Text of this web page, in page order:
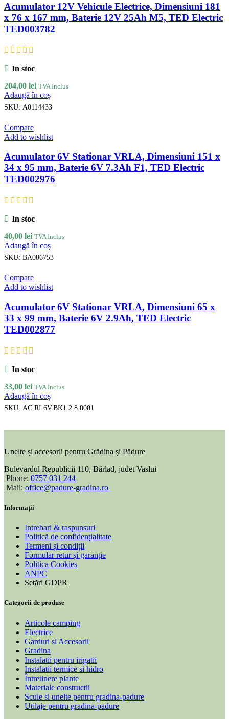
Acumulator 12V Vehicule Electrice, Dimensiuni 181
x 76 x 167 mm, Baterie 12V 25Ah M5, TED Electric
TED003782
In stoc
204,00 lei TVA Inclus
Adaugă în coș
SKU: A0114433
Compare
Add to wishlist
Acumulator 6V Stationar VRLA, Dimensiuni 151 x
34 x 95 mm, Baterie 6V 7.3Ah F1, TED Electric
TED002976
In stoc
40,00 lei TVA Inclus
Adaugă în coș
SKU: BA086753
Compare
Add to wishlist
Acumulator 6V Stationar VRLA, Dimensiuni 65 x
33 x 99 mm, Baterie 6V 2.9Ah, TED Electric
TED002877
In stoc
33,00 lei TVA Inclus
Adaugă în coș
SKU: AC.RI.6V.BK1.2.8.0001
Unelte și accesorii pentru Grădina și Pădure
Bulevardul Republicii 110, Bârlad, judet Vaslui
Phone: 0757 031 244
Mail: office@padure-gradina.ro
Informații
Intrebari & raspunsuri
Politică de confidențialitate
Termeni și condiții
Formular retur și garanție
Politica Cookies
ANPC
Setări GDPR
Categorii de produse
Articole camping
Electrice
Garduri si Accesorii
Gradina
Instalatii pentru irigatii
Instalatii termice si hidro
Întretinere plante
Materiale constructii
Scule si unelte pentru gradina-padure
Utilaje pentru gradina-padure